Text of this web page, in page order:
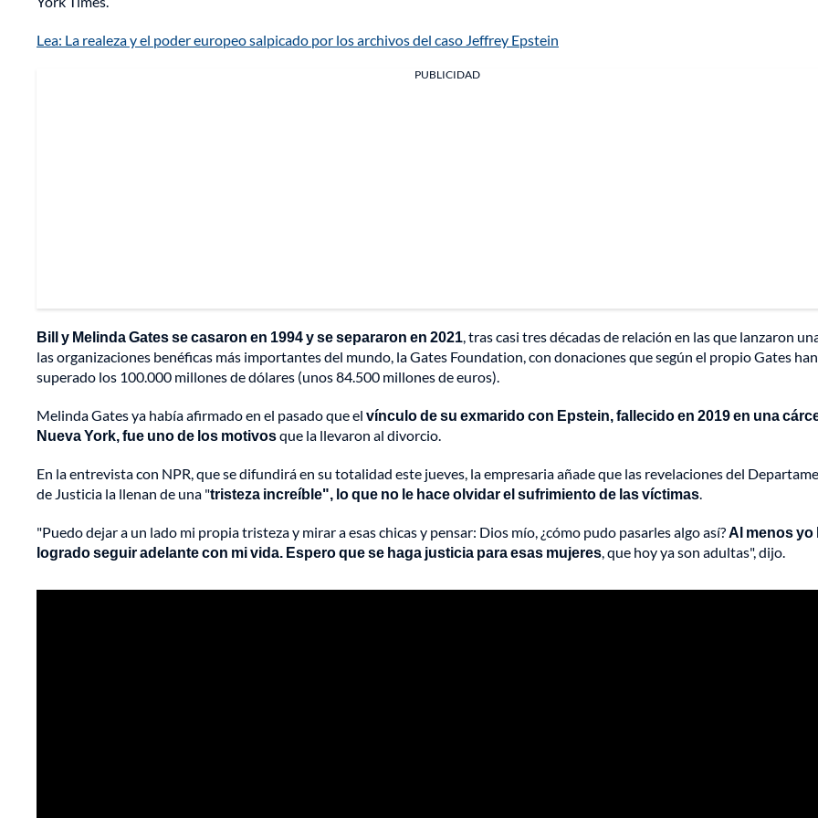
Lea: La realeza y el poder europeo salpicado por los archivos del caso Jeffrey Epstein
PUBLICIDAD
Bill y Melinda Gates se casaron en 1994 y se separaron en 2021, tras casi tres décadas de relación en las que lanzaron
las organizaciones benéficas más importantes del mundo, la Gates Foundation, con donaciones que según el propio Gates han
superado los 100.000 millones de dólares (unos 84.500 millones de euros).
Melinda Gates ya había afirmado en el pasado que el vínculo de su exmarido con Epstein, fallecido en 2019 en una
Nueva York, fue uno de los motivosque la llevaron al divorcio.
En la entrevista con NPR, que se difundirá en su totalidad este jueves, la empresaria añade que las revelaciones del
de Justicia la llenan de una "tristeza increíble", lo que no le hace olvidar el sufrimiento de las víctimas.
"Puedo dejar a un lado mi propia tristeza y mirar a esas chicas y pensar: Dios mío, ¿cómo pudo pasarles algo así?Al menos yo
logrado seguir adelante con mi vida. Espero que se haga justicia para esas mujeres, que hoy ya son adultas", dijo.